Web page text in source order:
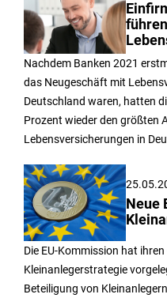
Nachdem Banken 2021
das Neugeschäft mit
Deutschland waren, hatten
Prozent wieder den größten
Lebensversicherungen in
Neue
Die EU-Kommission hat
Kleinanlegerstrategie
Beteiligung von